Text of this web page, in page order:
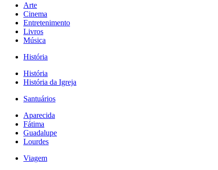
Arte
Cinema
Entretenimento
Livros
Música
História
História
História da Igreja
Santuários
Aparecida
Fátima
Guadalupe
Lourdes
Viagem